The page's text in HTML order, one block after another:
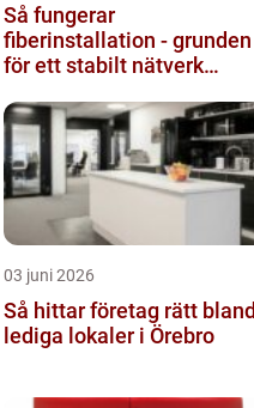
Så fungerar
fiberinstallation - grunden
för ett stabilt nätverk
03 juni 2026
Så hittar företag rätt bland
lediga lokaler i Örebro